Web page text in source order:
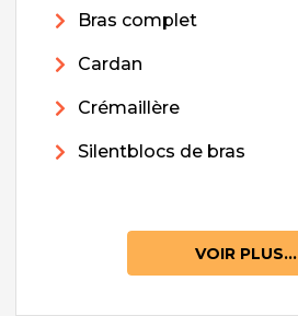
Bras complet
Cardan
Crémaillère
Silentblocs de bras
VOIR PLUS...